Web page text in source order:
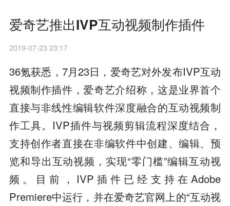
爱奇艺推出IVP互动视频制作插件
2019-07-23 23:17
36氪获悉，7月23日，爱奇艺对外发布IVP互动
视频制作插件，爱奇艺介绍称，这是业界首个
直接与非线性编辑软件深度融合的互动视频制
作工具。IVP插件与视频剪辑流程深度结合，
支持创作者直接在非编软件中创建、编辑、预
览和导出互动视频，实现“零门槛”编辑互动视
频。目前，IVP插件已经支持在Adobe
Premiere中运行，并在爱奇艺官网上的“互动视